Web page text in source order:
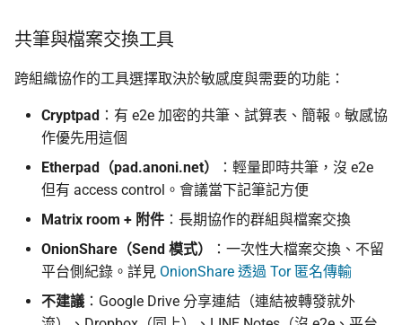
共筆與檔案交換工具
跨組織協作的工具選擇取決於敏感度與需要的功能：
Cryptpad ：有 e2e 加密的共筆、試算表、簡報。敏感協
作優先用這個
Etherpad（pad.anoni.net）
：輕量即時共筆，沒 e2e
但有 access control。會議當下記筆記方便
Matrix room + 附件 ：長期協作的群組與檔案交換
OnionShare（Send 模式）
：一次性大檔案交換、不留
平台側紀錄。詳見 OnionShare 透過 Tor 匿名傳輸
不建議 ：Google Drive 分享連結（連結被轉發就外